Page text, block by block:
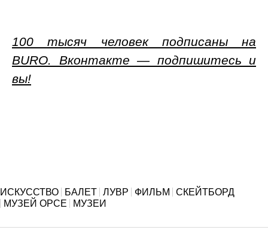
100 тысяч человек подписаны на
BURO. Вконтакте — подпишитесь и
вы!
ИСКУССТВО БАЛЕТ ЛУВР ФИЛЬМ
СКЕЙТБОРД
МУЗЕЙ ОРСЕ
МУЗЕИ